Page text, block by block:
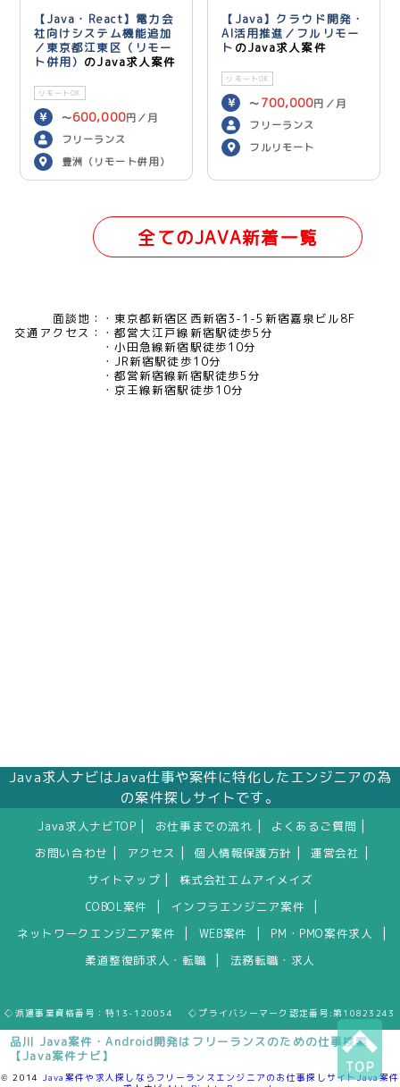
品川 Java案件・Android開発はフリーランスのための仕事検索
【Java案件ナビ】
【Java・React】電力会
社向けシステム機能追加
／東京都江東区（リモー
ト併用） のJava求人案件
リモートOK
〜600,000円／月
フリーランス
豊洲（リモート併用）
【Java】クラウド開発・
AI活用推進／フルリモー
ト のJava求人案件
リモートOK
〜 700,000円／月
フリーランス
フルリモート
全てのJAVA新着一覧
面談地：
東京都新宿区西新宿3-1-5新宿嘉泉ビル8F
交通アクセス：
都営大江戸線新宿駅徒歩5分
小田急線新宿駅徒歩10分
JR新宿駅徒歩10分
都営新宿線新宿駅徒歩5分
京王線新宿駅徒歩10分
Java求人ナビはJava仕事や案件に特化したエンジニアの為
の案件探しサイトです。
TOP
Java求人ナビTOP お仕事までの流れ よくあるご質問
お問い合わせ アクセス 個人情報保護方針 運営会社
サイトマップ
株式会社エムアイメイズ
COBOL案件
インフラエンジニア案件
ネットワークエンジニア案件 WEB案件 PM・PMO案件求人
柔道整復師求人・転職 法務転職・求人
◇派遣事業資格番号：特13-120054 ◇プライバシーマーク認定番号:第10823243
© 2014
Java案件や求人探しならフリーランスエンジニアのお仕事探しサイトJava案件